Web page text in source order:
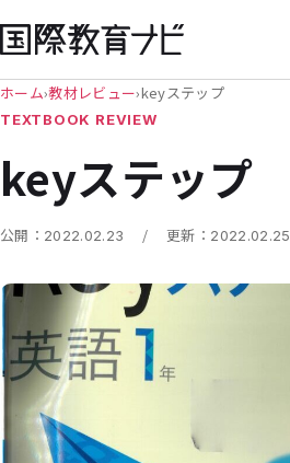
ホーム›教材レビュー›keyステップ
TEXTBOOK REVIEW
keyステップ
公開： 2022.02.23 / 更新： 2022.02.25